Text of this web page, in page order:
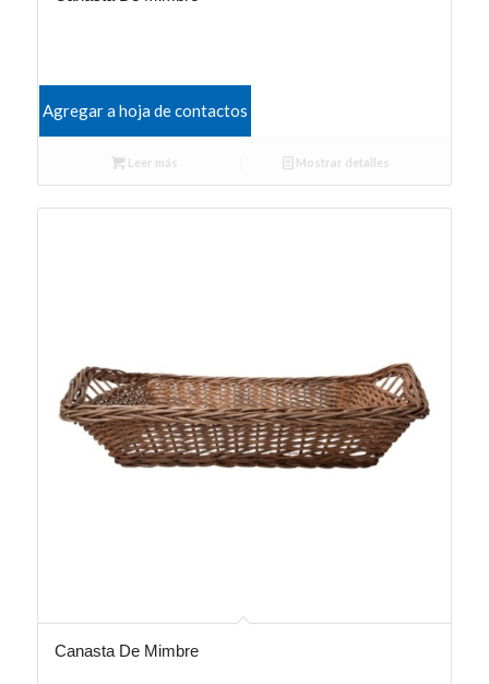
Agregar a hoja de contactos
Leer más Mostrar detalles
Canasta De Mimbre